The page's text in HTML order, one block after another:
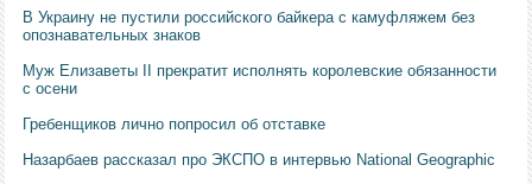
В Украину не пустили российского байкера с камуфляжем без
опознавательных знаков
Муж Елизаветы II прекратит исполнять королевские обязанности
с осени
Гребенщиков лично попросил об отставке
Назарбаев рассказал про ЭКСПО в интервью National Geographic